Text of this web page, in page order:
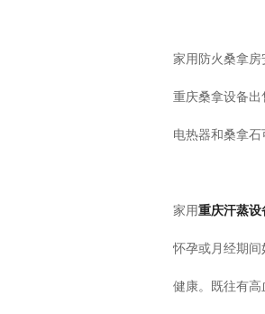
家用防火桑拿
重庆桑拿设备
电热器和桑拿
家用重庆汗蒸设
怀孕或月经期
健康。既往有